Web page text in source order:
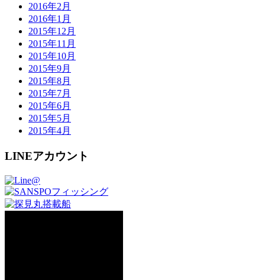
2016年2月
2016年1月
2015年12月
2015年11月
2015年10月
2015年9月
2015年8月
2015年7月
2015年6月
2015年5月
2015年4月
LINEアカウント